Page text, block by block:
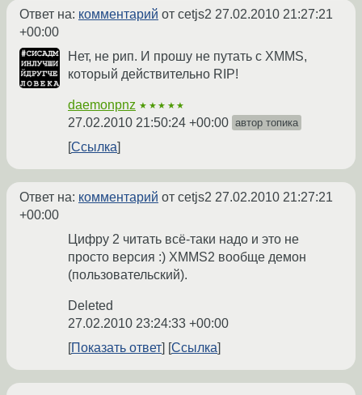
Ответ на: комментарий от cetjs2 27.02.2010 21:27:21
+00:00
Нет, не рип. И прошу не путать с XMMS,
который действительно RIP!
daemonpnz ★★★★★
27.02.2010 21:50:24 +00:00 автор топика
Ссылка
Ответ на: комментарий от cetjs2 27.02.2010 21:27:21
+00:00
Цифру 2 читать всё-таки надо и это не
просто версия :) XMMS2 вообще демон
(пользовательский).
Deleted
27.02.2010 23:24:33 +00:00
Показать ответ
Ссылка